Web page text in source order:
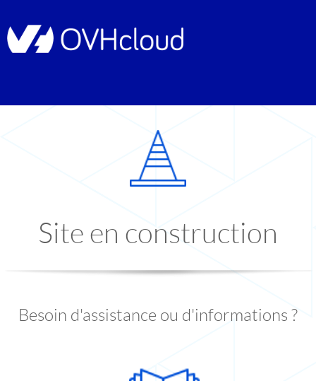
Site en construction
Besoin d'assistance ou d'informations ?